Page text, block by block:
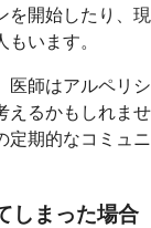
を開始したり、現
います。
医師はアルペリシ
えるかもしれませ
定期的なコミュニ
しまった場合